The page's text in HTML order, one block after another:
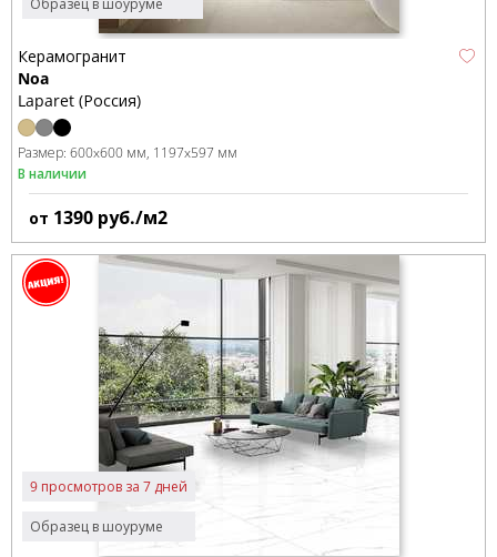
Образец в шоуруме
Керамогранит
Noa
Laparet (Россия)
Размер: 600x600 мм 1197x597 мм
В наличии
от 1390 руб./м2
Образец в шоуруме
9 просмотров за 7 дней